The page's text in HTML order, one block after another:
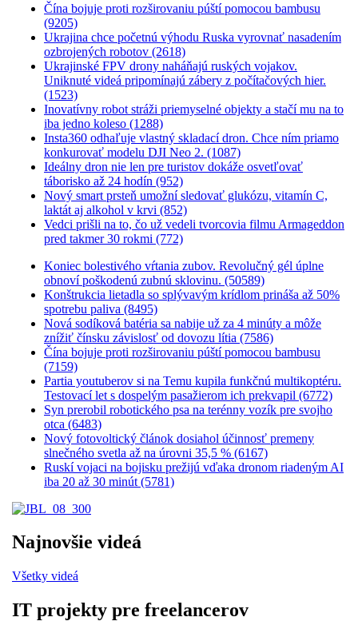
Čína bojuje proti rozširovaniu púští pomocou bambusu
(9205)
Ukrajina chce početnú výhodu Ruska vyrovnať nasadením
ozbrojených robotov (2618)
Ukrajinské FPV drony naháňajú ruských vojakov.
Uniknuté videá pripomínajú zábery z počítačových hier.
(1523)
Inovatívny robot stráži priemyselné objekty a stačí mu na to
iba jedno koleso (1288)
Insta360 odhaľuje vlastný skladací dron. Chce ním priamo
konkurovať modelu DJI Neo 2. (1087)
Ideálny dron nie len pre turistov dokáže osvetľovať
táborisko až 24 hodín (952)
Nový smart prsteň umožní sledovať glukózu, vitamín C,
laktát aj alkohol v krvi (852)
Vedci prišli na to, čo už vedeli tvorcovia filmu Armageddon
pred takmer 30 rokmi (772)
Koniec bolestivého vŕtania zubov. Revolučný gél úplne
obnoví poškodenú zubnú sklovinu. (50589)
Konštrukcia lietadla so splývavým krídlom prináša až 50%
spotrebu paliva (8495)
Nová sodíková batéria sa nabije už za 4 minúty a môže
znížiť čínsku závislosť od dovozu lítia (7586)
Čína bojuje proti rozširovaniu púští pomocou bambusu
(7159)
Partia youtuberov si na Temu kupila funkčnú multikoptéru.
Testovací let s dospelým pasažierom ich prekvapil (6772)
Syn prerobil robotického psa na terénny vozík pre svojho
otca (6483)
Nový fotovoltický článok dosiahol účinnosť premeny
slnečného svetla až na úrovni 35,5 % (6167)
Ruskí vojaci na bojisku prežijú vďaka dronom riadeným AI
iba 20 až 30 minút (5781)
Najnovšie videá
Všetky videá
IT projekty pre freelancerov